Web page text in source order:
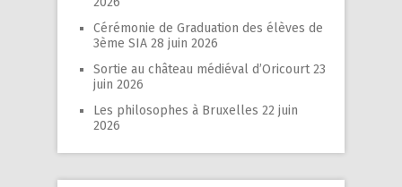
Cérémonie de Graduation des élèves de
3ème SIA 28 juin 2026
Sortie au château médiéval d’Oricourt 23
juin 2026
Les philosophes à Bruxelles 22 juin
2026